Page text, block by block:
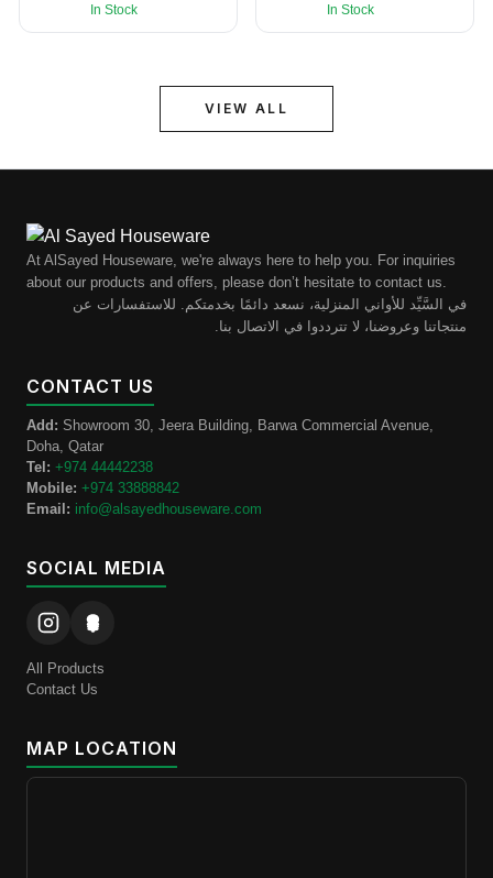
In Stock In Stock
VIEW ALL
At AlSayed Houseware, we're always here to help you. For inquiries
about our products and offers, please don’t hesitate to contact us.
في السَّيِّد للأواني المنزلية، نسعد دائمًا بخدمتكم. للاستفسارات عن
منتجاتنا وعروضنا، لا تترددوا في الاتصال بنا.
CONTACT US
Add: Showroom 30, Jeera Building, Barwa Commercial Avenue,
Doha, Qatar
Tel: +974 44442238
Mobile: +974 33888842
Email: info@alsayedhouseware.com
SOCIAL MEDIA
All Products
Contact Us
MAP LOCATION